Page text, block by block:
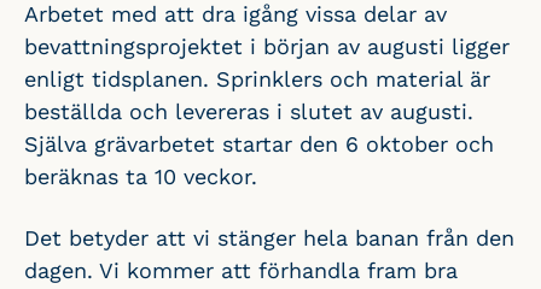
Arbetet med att dra igång vissa delar av
bevattningsprojektet i början av augusti ligger
enligt tidsplanen. Sprinklers och material är
beställda och levereras i slutet av augusti.
Själva grävarbetet startar den 6 oktober och
beräknas ta 10 veckor.
Det betyder att vi stänger hela banan från den
dagen. Vi kommer att förhandla fram bra